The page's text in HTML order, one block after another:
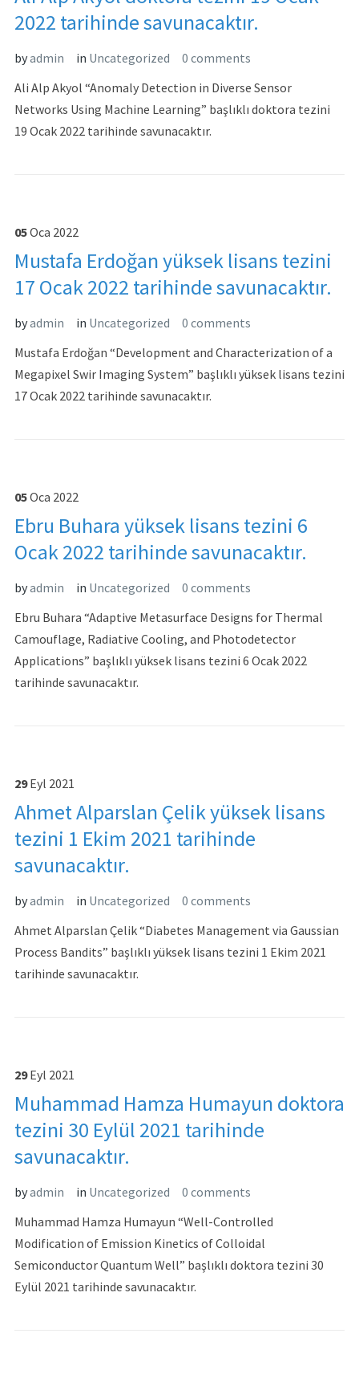
2022 tarihinde savunacaktır.
byadmin in Uncategorized
0 comments
Ali Alp Akyol “Anomaly Detection in Diverse Sensor
Networks Using Machine Learning” başlıklı doktora tezini
19 Ocak 2022 tarihinde savunacaktır.
05Oca 2022
Mustafa Erdoğan yüksek lisans tezini
17 Ocak 2022 tarihinde savunacaktır.
byadmin in Uncategorized
0 comments
Mustafa Erdoğan “Development and Characterization of a
Megapixel Swir Imaging System” başlıklı yüksek lisans tezini
17 Ocak 2022 tarihinde savunacaktır.
05Oca 2022
Ebru Buhara yüksek lisans tezini 6
Ocak 2022 tarihinde savunacaktır.
byadmin in Uncategorized
0 comments
Ebru Buhara “Adaptive Metasurface Designs for Thermal
Camouflage, Radiative Cooling, and Photodetector
Applications” başlıklı yüksek lisans tezini 6 Ocak 2022
tarihinde savunacaktır.
29 Eyl 2021
Ahmet Alparslan Çelik yüksek lisans
tezini 1 Ekim 2021 tarihinde
savunacaktır.
byadmin in Uncategorized
0 comments
Ahmet Alparslan Çelik “Diabetes Management via Gaussian
Process Bandits” başlıklı yüksek lisans tezini 1 Ekim 2021
tarihinde savunacaktır.
29 Eyl 2021
Muhammad Hamza Humayun doktora
tezini 30 Eylül 2021 tarihinde
savunacaktır.
byadmin in Uncategorized
0 comments
Muhammad Hamza Humayun “Well-Controlled
Modification of Emission Kinetics of Colloidal
Semiconductor Quantum Well” başlıklı doktora tezini 30
Eylül 2021 tarihinde savunacaktır.